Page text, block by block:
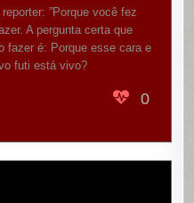
”Porque você fez
A pergunta certa que
fazer é: Porque esse cara e
futi está vivo?
0